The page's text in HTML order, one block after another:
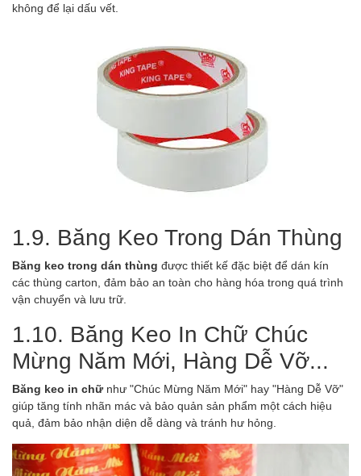
không để lại dấu vết.
1.9. Băng Keo Trong Dán Thùng
Băng keo trong dán thùng được thiết kế đặc biệt để dán kín
các thùng carton, đảm bảo an toàn cho hàng hóa trong quá trình
vận chuyển và lưu trữ.
1.10. Băng Keo In Chữ Chúc
Mừng Năm Mới, Hàng Dễ Vỡ...
Băng keo in chữnhư "Chúc Mừng Năm Mới" hay "Hàng Dễ Vỡ"
giúp tăng tính nhãn mác và bảo quản sản phẩm một cách hiệu
quả, đảm bảo nhận diện dễ dàng và tránh hư hỏng.